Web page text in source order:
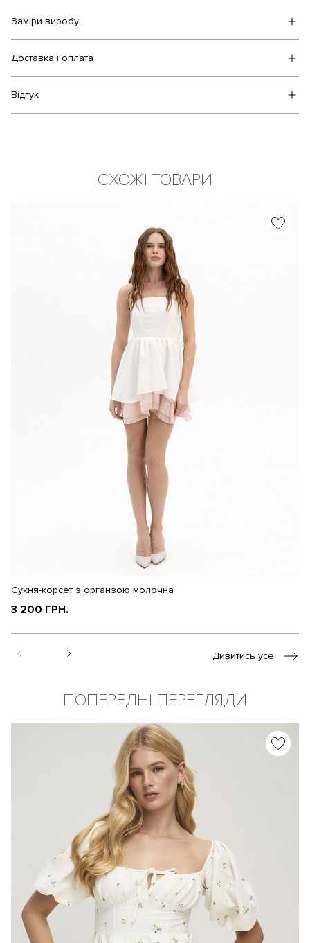
Заміри виробу
Доставка і оплата
Відгук
СХОЖІ ТОВАРИ
Сукня-корсет з органзою молочна
3 200 ГРН.
Дивитись усе
ПОПЕРЕДНІ ПЕРЕГЛЯДИ